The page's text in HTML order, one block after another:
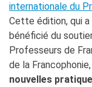
internationale du
Cette édition, qui
bénéficié du
Professeurs de
de la
nouvelles